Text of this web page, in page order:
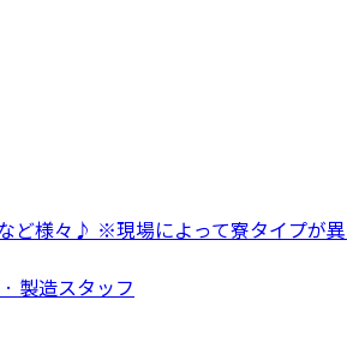
ど様々♪ ※現場によって寮タイプが
製造スタッフ